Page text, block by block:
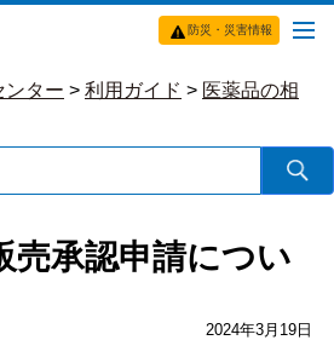
防災・災害情報
ンター > 利用ガイド > 医薬品の相
売承認申請につい
2024年3月19日